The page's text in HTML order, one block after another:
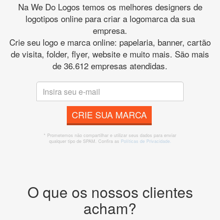
Na We Do Logos temos os melhores designers de
logotipos online para criar a logomarca da sua
empresa.
Crie seu logo e marca online: papelaria, banner, cartão
de visita, folder, flyer, website e muito mais. São mais
de 36.612 empresas atendidas.
CRIE SUA MARCA
* Prometemos não compartilhar e utilizar seus dados para enviar
qualquer tipo de SPAM. Confira as Políticas de Privacidade.
O que os nossos clientes
acham?